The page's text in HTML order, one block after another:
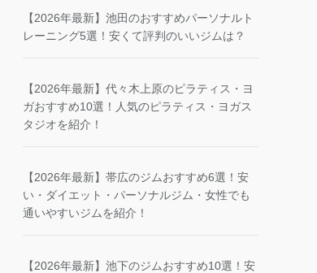
【2026年最新】池田のおすすめパーソナルト
レーニング5選！安くて評判のいいジムは？
【2026年最新】代々木上原のピラティス・ヨ
ガおすすめ10選！人気のピラティス・ヨガス
タジオを紹介！
【2026年最新】帯広のジムおすすめ6選！安
い・ダイエット・パーソナルジム・女性でも
通いやすいジムを紹介！
【2026年最新】池下のジムおすすめ10選！安